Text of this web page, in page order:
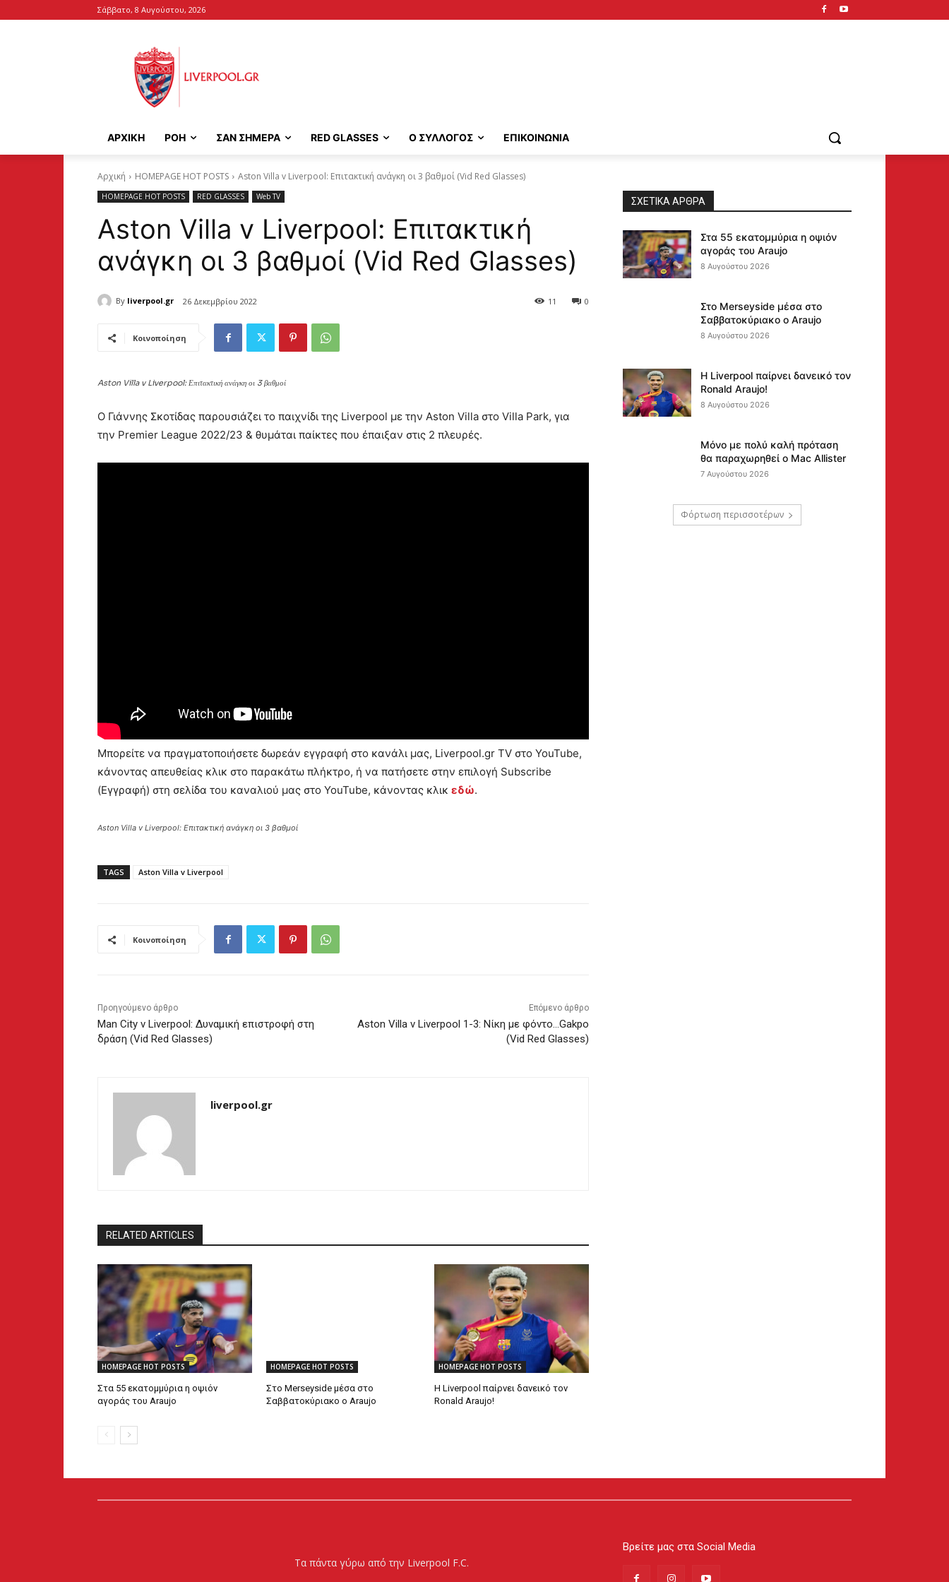
Σάββατο, 8 Αυγούστου, 2026
ΑΡΧΙΚΉ ΡΟΗ ΣΑΝ ΣΗΜΕΡΑ RED GLASSES Ο ΣΥΛΛΟΓΟΣ ΕΠΙΚΟΙΝΩΝΙΑ
Αρχική HOMEPAGE HOT POSTS Aston Villa v Liverpool: Επιτακτική ανάγκη οι 3 βαθμοί (Vid Red Glasses)
HOMEPAGE HOT POSTS RED GLASSES Web TV
Aston Villa v Liverpool: Επιτακτική
ανάγκη οι 3 βαθμοί (Vid Red Glasses)
By liverpool.gr 26 Δεκεμβρίου 2022 0
11
Κοινοποίηση
Aston Villa v Liverpool: Επιτακτική ανάγκη οι 3 βαθμοί
Ο Γιάννης Σκοτίδας παρουσιάζει το παιχνίδι της Liverpool με την Aston Villa στο Villa Park, για
την Premier League 2022/23 & θυμάται παίκτες που έπαιξαν στις 2 πλευρές.
Μπορείτε να πραγματοποιήσετε δωρεάν εγγραφή στο κανάλι μας, Liverpool.gr TV στο YouTube,
κάνοντας απευθείας κλικ στο παρακάτω πλήκτρο, ή να πατήσετε στην επιλογή Subscribe
(Εγγραφή) στη σελίδα του καναλιού μας στο YouTube, κάνοντας κλικ εδώ.
Aston Villa v Liverpool: Επιτακτική ανάγκη οι 3 βαθμοί
TAGS Aston Villa v Liverpool
Κοινοποίηση
Προηγούμενο άρθρο
Man City v Liverpool: Δυναμική επιστροφή στη
δράση (Vid Red Glasses)
Επόμενο άρθρο
Aston Villa v Liverpool 1-3: Νίκη με φόντο…Gakpo
(Vid Red Glasses)
liverpool.gr
RELATED ARTICLES
HOMEPAGE HOT POSTS
Στα 55 εκατομμύρια η οψιόν
αγοράς του Araujo
HOMEPAGE HOT POSTS
Στο Merseyside μέσα στο
Σαββατοκύριακο ο Araujo
HOMEPAGE HOT POSTS
Η Liverpool παίρνει δανεικό τον
Ronald Araujo!
ΣΧΕΤΙΚΆ ΆΡΘΡΑ
Στα 55 εκατομμύρια η οψιόν
αγοράς του Araujo
8 Αυγούστου 2026
Στο Merseyside μέσα στο
Σαββατοκύριακο ο Araujo
8 Αυγούστου 2026
Η Liverpool παίρνει δανεικό τον
Ronald Araujo!
8 Αυγούστου 2026
Μόνο με πολύ καλή πρόταση
θα παραχωρηθεί ο Mac Allister
7 Αυγούστου 2026
Φόρτωση περισσοτέρων
Τα πάντα γύρω από την Liverpool F.C.
Βρείτε μας στα Social Media